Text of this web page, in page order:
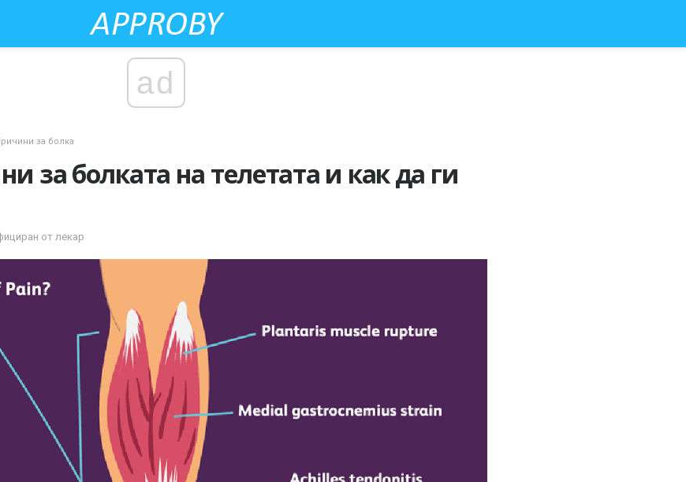
ad
за болка
за болката на телетата и как да ги
от лекар